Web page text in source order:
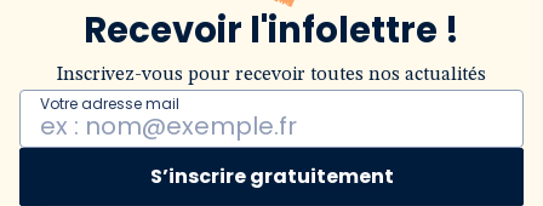
Recevoir l'infolettre !
Inscrivez-vous pour recevoir toutes nos actualités
Votre adresse mail
S’inscrire gratuitement